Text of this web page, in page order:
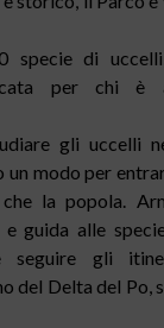
specie di
per chi è
gli uccelli
un modo per
la popola.
guida alle
seguire gli
del Delta del Po,